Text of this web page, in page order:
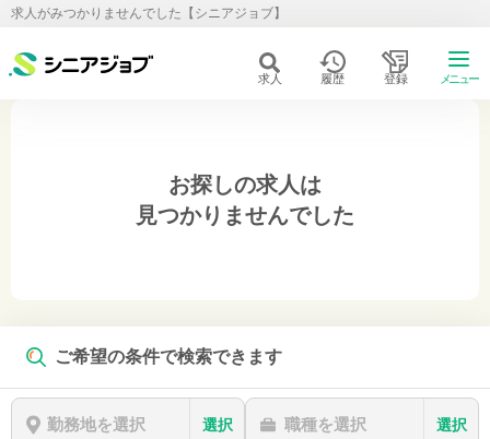
求人がみつかりませんでした【シニアジョブ】
求人 履歴 登録 メニュー
お探しの求人は
見つかりませんでした
ご希望の条件で検索できます
勤務地を選択 選択 職種を選択 選択